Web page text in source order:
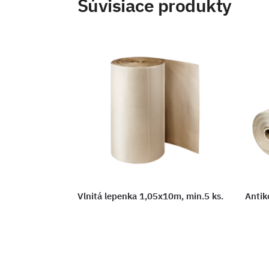
Súvisiace produkty
Vlnitá lepenka 1,05x10m, min.5 ks.